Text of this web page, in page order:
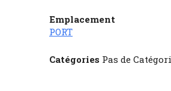
Emplacement
PORT
Catégories Pas de